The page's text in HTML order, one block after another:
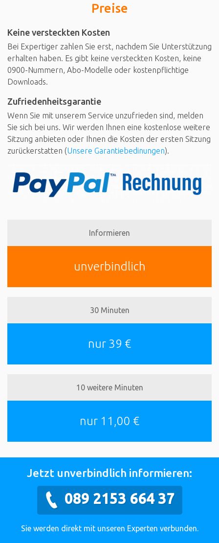
Preise
Keine versteckten Kosten
Bei Expertiger zahlen Sie erst, nachdem Sie Unterstützung
erhalten haben. Es gibt keine versteckten Kosten, keine
0900-Nummern, Abo-Modelle oder kostenpflichtige
Downloads.
Zufriedenheitsgarantie
Wenn Sie mit unserem Service unzufrieden sind, melden
Sie sich bei uns. Wir werden Ihnen eine kostenlose weitere
Sitzung anbieten oder Ihnen die Kosten der ersten Sitzung
zurückerstatten (Unsere Garantiebedinungen).
Informieren
unverbindlich
30 Minuten
nur 39 €
10 weitere Minuten
nur 11,00 €
Jetzt unverbindlich informieren:
089 2153 664 37
Sie werden direkt mit unseren Experten verbunden.